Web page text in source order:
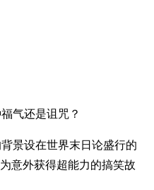
气还是诅咒？
景设在世界末日论盛行的
意外获得超能力的搞笑故